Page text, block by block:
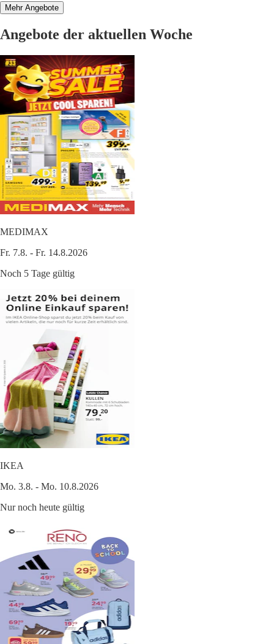
Mehr Angebote
Angebote der aktuellen Woche
MEDIMAX
Fr. 7.8. - Fr. 14.8.2026
Noch 5 Tage gültig
IKEA
Mo. 3.8. - Mo. 10.8.2026
Nur noch heute gültig